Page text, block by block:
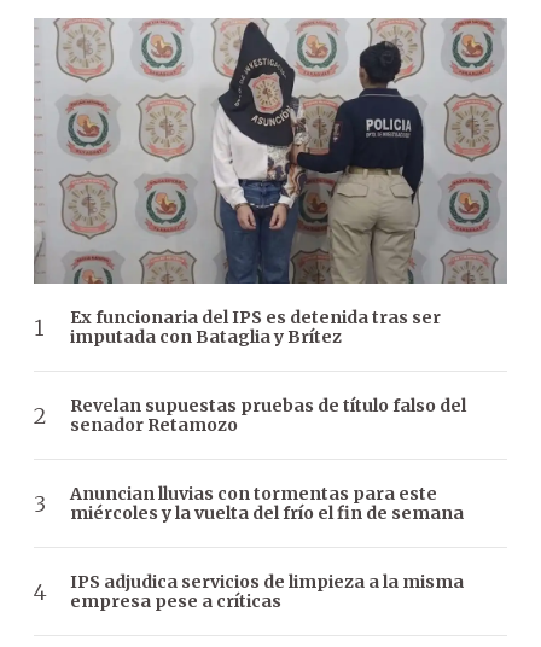
Ex funcionaria del IPS es detenida tras ser
imputada con Bataglia y Brítez
Revelan supuestas pruebas de título falso del
senador Retamozo
Anuncian lluvias con tormentas para este
miércoles y la vuelta del frío el fin de semana
IPS adjudica servicios de limpieza a la misma
empresa pese a críticas